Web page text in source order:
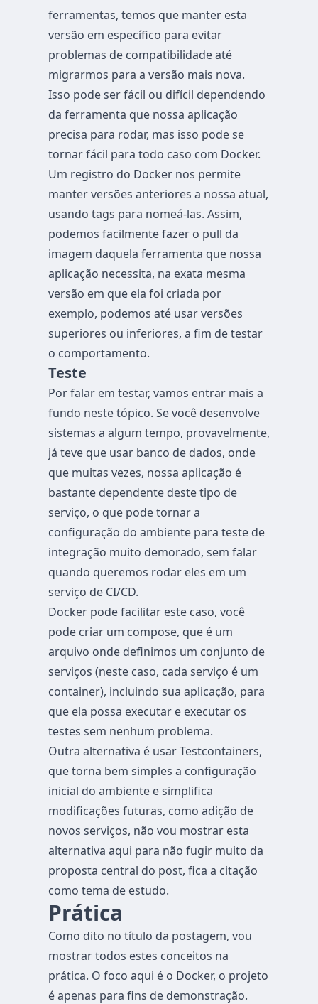
ferramentas, temos que manter esta
versão em específico para evitar
problemas de compatibilidade até
migrarmos para a versão mais nova.
Isso pode ser fácil ou difícil dependendo
da ferramenta que nossa aplicação
precisa para rodar, mas isso pode se
tornar fácil para todo caso com Docker.
Um registro do Docker nos permite
manter versões anteriores a nossa atual,
usando tags para nomeá-las. Assim,
podemos facilmente fazer o pull da
imagem daquela ferramenta que nossa
aplicação necessita, na exata mesma
versão em que ela foi criada por
exemplo, podemos até usar versões
superiores ou inferiores, a fim de testar
o comportamento.
Teste
Por falar em testar, vamos entrar mais a
fundo neste tópico. Se você desenvolve
sistemas a algum tempo, provavelmente,
já teve que usar banco de dados, onde
que muitas vezes, nossa aplicação é
bastante dependente deste tipo de
serviço, o que pode tornar a
configuração do ambiente para teste de
integração muito demorado, sem falar
quando queremos rodar eles em um
serviço de CI/CD.
Docker pode facilitar este caso, você
pode criar um compose, que é um
arquivo onde definimos um conjunto de
serviços (neste caso, cada serviço é um
container), incluindo sua aplicação, para
que ela possa executar e executar os
testes sem nenhum problema.
Outra alternativa é usarTestcontainers,
que torna bem simples a configuração
inicial do ambiente e simplifica
modificações futuras, como adição de
novos serviços, não vou mostrar esta
alternativa aqui para não fugir muito da
proposta central do post, fica a citação
como tema de estudo.
Prática
Como dito no título da postagem, vou
mostrar todos estes conceitos na
prática. O foco aqui é o Docker, o projeto
é apenas para fins de demonstração.